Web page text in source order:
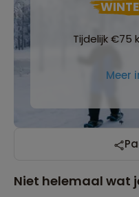
Tijdelijk €75
Meer
Niet helemaal wat